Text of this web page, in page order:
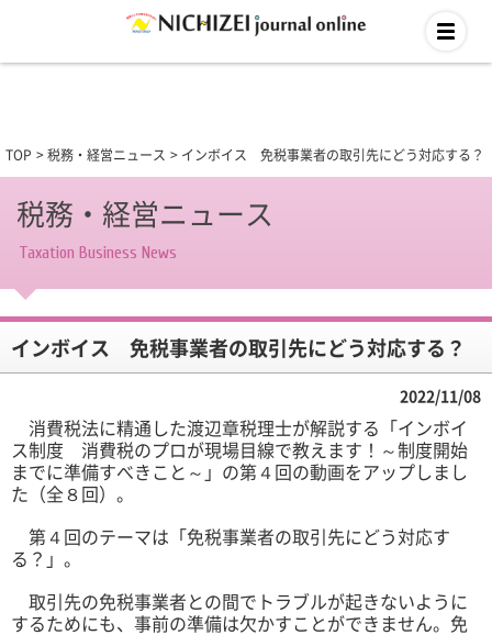
TOP 税務・経営ニュース インボイス 免税事業者の取引先にどう対応する？
税務・経営ニュース
Taxation Business News
インボイス 免税事業者の取引先にどう対応する？
2022/11/08
消費税法に精通した渡辺章税理士が解説する「インボイ
ス制度 消費税のプロが現場目線で教えます！～制度開始
までに準備すべきこと～」の第４回の動画をアップしまし
た（全８回）。
第４回のテーマは「免税事業者の取引先にどう対応す
る？」。
取引先の免税事業者との間でトラブルが起きないように
するためにも、事前の準備は欠かすことができません。免